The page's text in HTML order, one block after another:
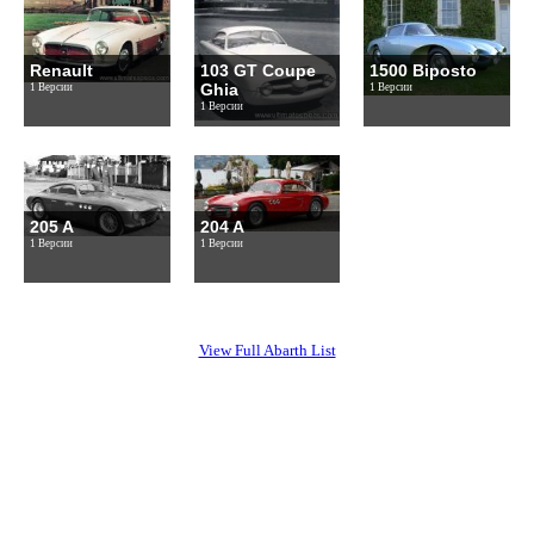
Renault
1 Версии
103 GT Coupe
Ghia
1 Версии
1500 Biposto
1 Версии
205 A
1 Версии
204 A
1 Версии
View Full Abarth List